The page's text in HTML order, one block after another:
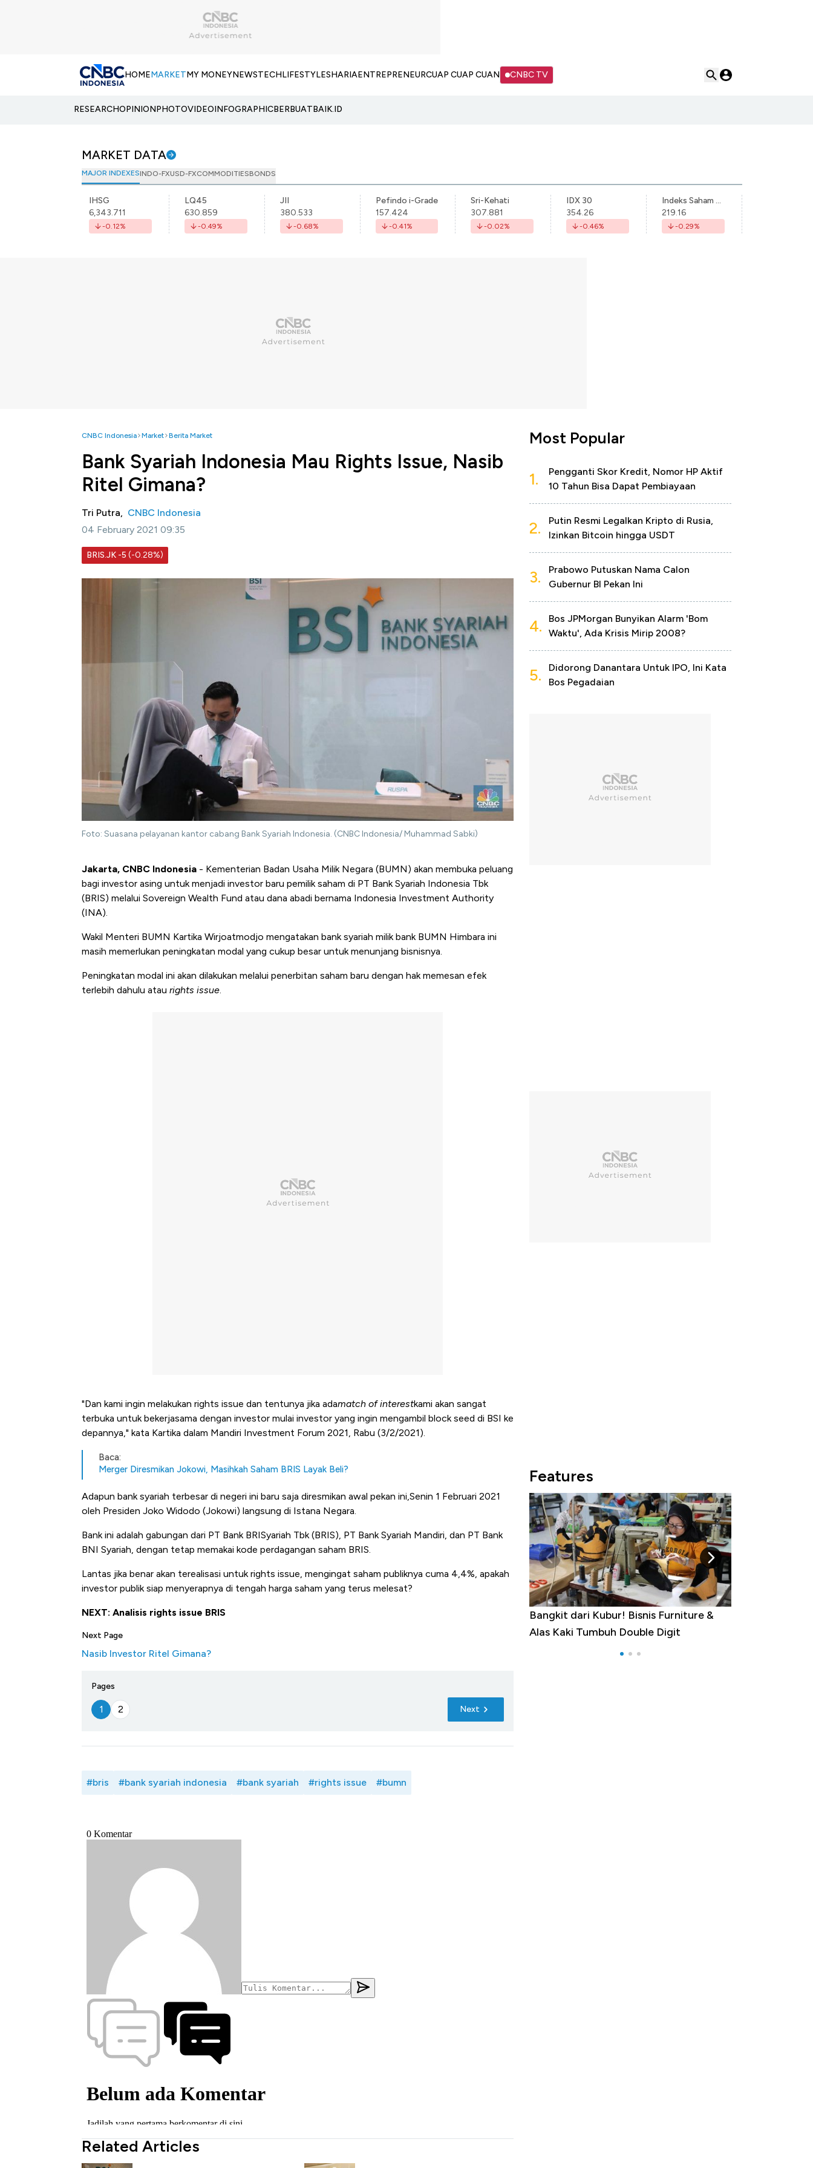
HOMEMARKETMY MONEYNEWSTECHLIFESTYLESHARIAENTREPRENEURCUAP CUAP CUAN CNBC TV
RESEARCHOPINIONPHOTOVIDEOINFOGRAPHICBERBUATBAIK.ID
MARKET DATA
MAJOR INDEXESINDO-FXUSD-FXCOMMODITIESBONDS
IHSG
6,343.711
-0.12%
LQ45
630.859
-0.49%
JII
380.533
-0.68%
Pefindo i-Grade
157.424
-0.41%
Sri-Kehati
307.881
-0.02%
IDX 30
354.26
-0.46%
Indeks Saham Syariah Indonesia
219.16
-0.29%
CNBC Indonesia Market Berita Market
Bank Syariah Indonesia Mau Rights Issue, Nasib
Ritel Gimana?
Tri Putra, CNBC Indonesia
04 February 2021 09:35
BRIS.JK -5 (-0.28%)
Foto: Suasana pelayanan kantor cabang Bank Syariah Indonesia. (CNBC Indonesia/ Muhammad Sabki)
Jakarta, CNBC Indonesia - Kementerian Badan Usaha Milik Negara (BUMN) akan membuka peluang
bagi investor asing untuk menjadi investor baru pemilik saham di PT Bank Syariah Indonesia Tbk
(BRIS) melalui Sovereign Wealth Fund atau dana abadi bernama Indonesia Investment Authority
(INA).
Wakil Menteri BUMN Kartika Wirjoatmodjo mengatakan bank syariah milik bank BUMN Himbara ini
masih memerlukan peningkatan modal yang cukup besar untuk menunjang bisnisnya.
Peningkatan modal ini akan dilakukan melalui penerbitan saham baru dengan hak memesan efek
terlebih dahulu atau rights issue.
"Dan kami ingin melakukan rights issue dan tentunya jika adamatch of interestkami akan sangat
terbuka untuk bekerjasama dengan investor mulai investor yang ingin mengambil block seed di BSI ke
depannya," kata Kartika dalam Mandiri Investment Forum 2021, Rabu (3/2/2021).
Baca:
Merger Diresmikan Jokowi, Masihkah Saham BRIS Layak Beli?
Adapun bank syariah terbesar di negeri ini baru saja diresmikan awal pekan ini,Senin 1 Februari 2021
oleh Presiden Joko Widodo (Jokowi) langsung di Istana Negara.
Bank ini adalah gabungan dari PT Bank BRISyariah Tbk (BRIS), PT Bank Syariah Mandiri, dan PT Bank
BNI Syariah, dengan tetap memakai kode perdagangan saham BRIS.
Lantas jika benar akan terealisasi untuk rights issue, mengingat saham publiknya cuma 4,4%, apakah
investor publik siap menyerapnya di tengah harga saham yang terus melesat?
NEXT: Analisis rights issue BRIS
Next Page
Nasib Investor Ritel Gimana?
Pages
1 2 Next
#bris #bank syariah indonesia #bank syariah #rights issue #bumn
Related Articles
Most Popular
1.
Pengganti Skor Kredit, Nomor HP Aktif
10 Tahun Bisa Dapat Pembiayaan
2.
Putin Resmi Legalkan Kripto di Rusia,
Izinkan Bitcoin hingga USDT
3.
Prabowo Putuskan Nama Calon
Gubernur BI Pekan Ini
4.
Bos JPMorgan Bunyikan Alarm 'Bom
Waktu', Ada Krisis Mirip 2008?
5.
Didorong Danantara Untuk IPO, Ini Kata
Bos Pegadaian
Features
Bangkit dari Kubur! Bisnis Furniture &
Alas Kaki Tumbuh Double Digit